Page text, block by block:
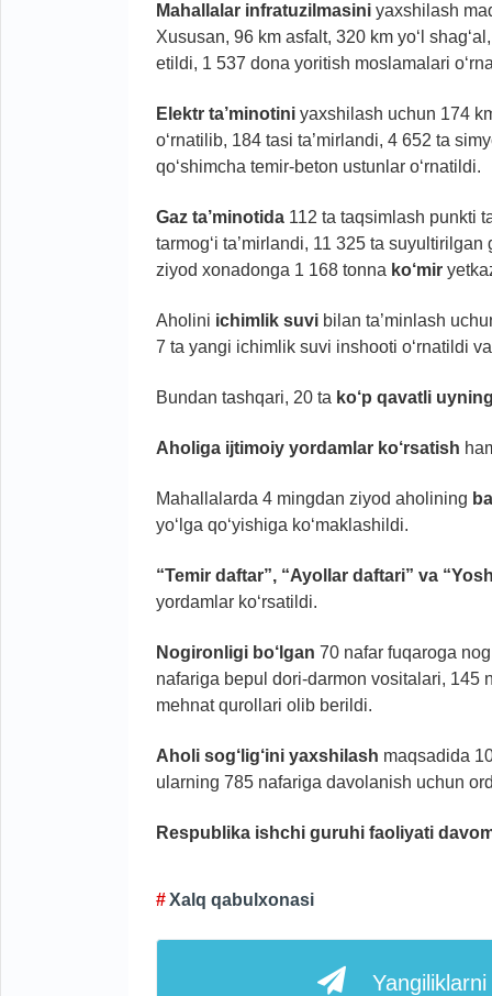
Mahallalar infratuzilmasini yaxshilash
Xususan, 96 km asfalt, 320 km yo‘l
etildi, 1 537 dona yoritish moslamalari
Elektr ta’minotini yaxshilash uchun 174
o‘rnatilib, 184 tasi ta’mirlandi, 4 652 ta
qo‘shimcha temir-beton ustunlar o‘rnatildi.
Gaz ta’minotida 112 ta taqsimlash punkti
tarmog‘i ta’mirlandi, 11 325 ta
ziyod xonadonga 1 168 tonna ko‘mir
Aholini ichimlik suvi bilan ta’minlash
7 ta yangi ichimlik suvi inshooti o‘rnatildi
Bundan tashqari, 20 ta ko‘p qavatli
Aholiga ijtimoiy yordamlar ko‘rsatish
Mahallalarda 4 mingdan ziyod aholining
yo‘lga qo‘yishiga ko‘maklashildi.
“Temir daftar”, “Ayollar daftari” va
yordamlar ko‘rsatildi.
Nogironligi bo‘lgan 70 nafar fuqaroga
nafariga bepul dori-darmon vositalari, 145
mehnat qurollari olib berildi.
Aholi sog‘lig‘ini yaxshilash maqsadida
ularning 785 nafariga davolanish uchun
Respublika ishchi guruhi faoliyati
Xalq qabulxonasi
Yangiliklarni